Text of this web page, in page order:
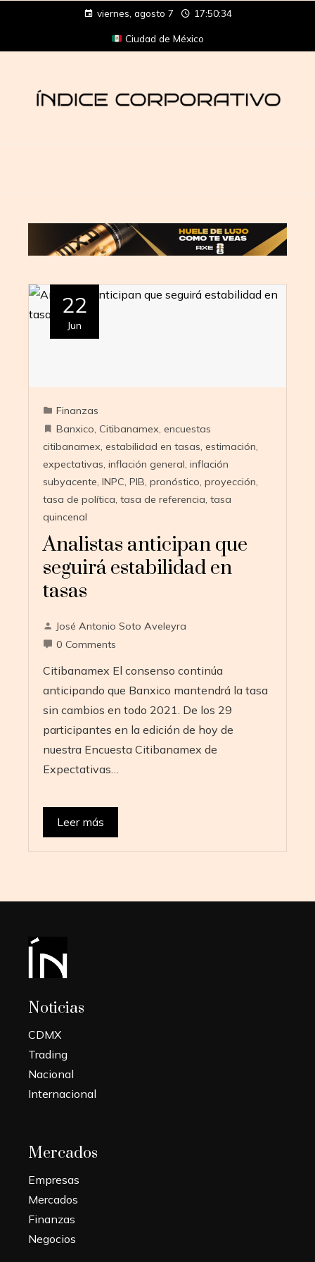
viernes, agosto 7 17:50:34
Ciudad de México
22
Jun
Finanzas
Banxico, Citibanamex, encuestas
citibanamex, estabilidad en tasas, estimación,
expectativas, inflación general, inflación
subyacente, INPC, PIB, pronóstico, proyección,
tasa de política, tasa de referencia, tasa
quincenal
Analistas anticipan que
seguirá estabilidad en
tasas
José Antonio Soto Aveleyra
0 Comments
Citibanamex El consenso continúa
anticipando que Banxico mantendrá la tasa
sin cambios en todo 2021. De los 29
participantes en la edición de hoy de
nuestra Encuesta Citibanamex de
Expectativas…
Leer más
Noticias
CDMX
Trading
Nacional
Internacional
Mercados
Empresas
Mercados
Finanzas
Negocios